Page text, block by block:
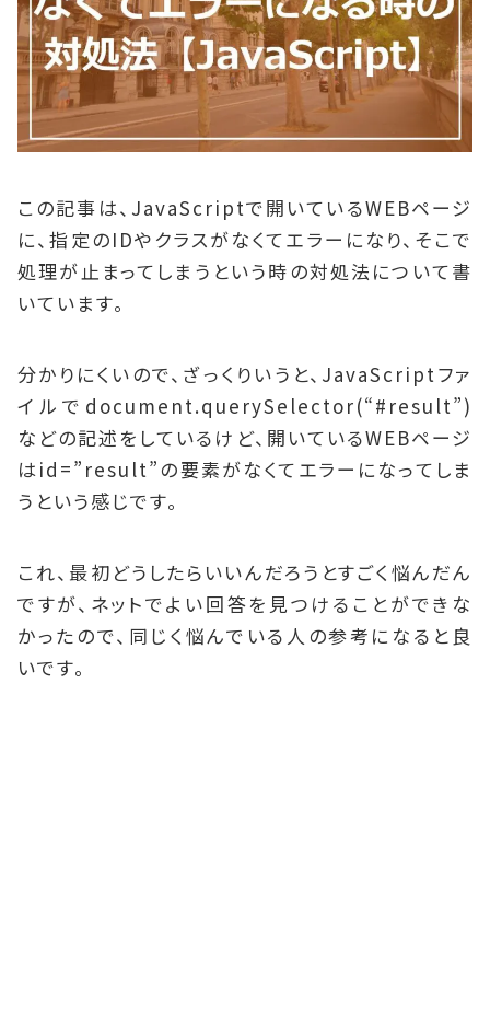
この記事は、JavaScriptで開いているWEBページ
に、指定のIDやクラスがなくてエラーになり、そこで
処理が止まってしまうという時の対処法について書
いています。
分かりにくいので、ざっくりいうと、JavaScriptファ
イルでdocument.querySelector(“#result”)
などの記述をしているけど、開いているWEBページ
はid=”result”の要素がなくてエラーになってしま
うという感じです。
これ、最初どうしたらいいんだろうとすごく悩んだん
ですが、ネットでよい回答を見つけることができな
かったので、同じく悩んでいる人の参考になると良
いです。